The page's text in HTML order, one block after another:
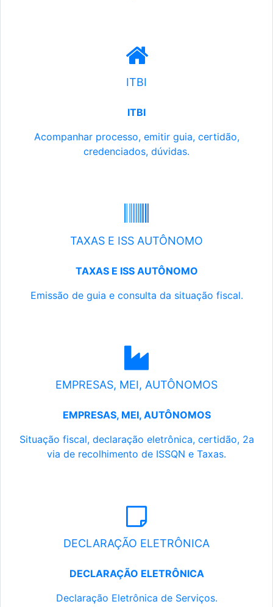
ITBI
ITBI
Acompanhar processo, emitir guia, certidão,
credenciados, dúvidas.
TAXAS E ISS AUTÔNOMO
TAXAS E ISS AUTÔNOMO
Emissão de guia e consulta da situação fiscal.
EMPRESAS, MEI, AUTÔNOMOS
EMPRESAS, MEI, AUTÔNOMOS
Situação fiscal, declaração eletrônica, certidão, 2a
via de recolhimento de ISSQN e Taxas.
DECLARAÇÃO ELETRÔNICA
DECLARAÇÃO ELETRÔNICA
Declaração Eletrônica de Serviços.